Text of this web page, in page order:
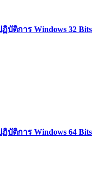
บัติการ Windows 32 Bits
บัติการ Windows 64 Bits